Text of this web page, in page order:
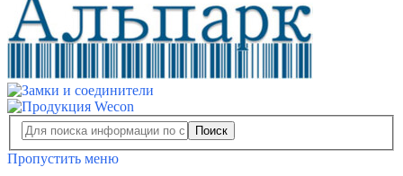
Поиск
Пропустить меню